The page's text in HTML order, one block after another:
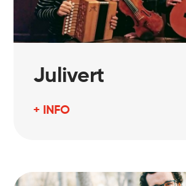
Julivert
+ INFO